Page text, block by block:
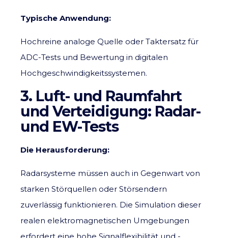
Typische Anwendung:
Hochreine analoge Quelle oder Taktersatz für
ADC-Tests und Bewertung in digitalen
Hochgeschwindigkeitssystemen.
3. Luft- und Raumfahrt
und Verteidigung: Radar-
und EW-Tests
Die Herausforderung:
Radarsysteme müssen auch in Gegenwart von
starken Störquellen oder Störsendern
zuverlässig funktionieren. Die Simulation dieser
realen elektromagnetischen Umgebungen
erfordert eine hohe Signalflexibilität und -